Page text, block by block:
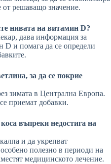
от решаващо значение.
нивата на витамин D?
дава информация за
D и помага да се определи
за да се покрие
зимата в Централна Европа.
приемат добавки.
въпреки недостига на
и да укрепват
полезно в периоди на
медицинското лечение.